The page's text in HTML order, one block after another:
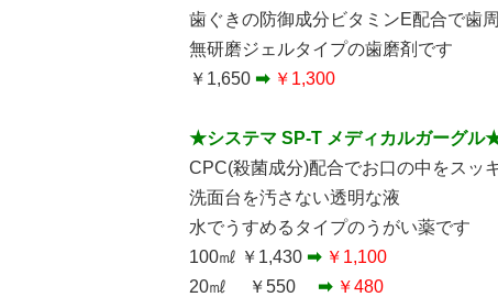
歯ぐきの防御成分ビタミンE配合で歯
無研磨ジェルタイプの歯磨剤です
￥1,650 ➡ ￥1,300
★システマ SP-T メディカルガーグル
CPC(殺菌成分)配合でお口の中をスッ
洗面台を汚さない透明な液
水でうすめるタイプのうがい薬です
100㎖ ￥1,430 ➡ ￥1,100
20㎖ ￥550 ➡￥480